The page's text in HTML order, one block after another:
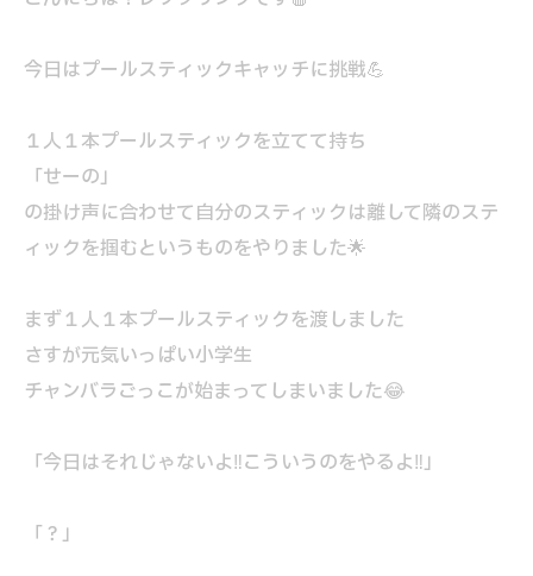
今日はプールスティックキャッチに挑戦💪
１人１本プールスティックを立てて持ち
「せーの」
の掛け声に合わせて自分のスティックは離して隣のステ
ィックを掴むというものをやりました🌟
まず１人１本プールスティックを渡しました
さすが元気いっぱい小学生
チャンバラごっこが始まってしまいました😂
「今日はそれじゃないよ‼こういうのをやるよ‼」
「？」